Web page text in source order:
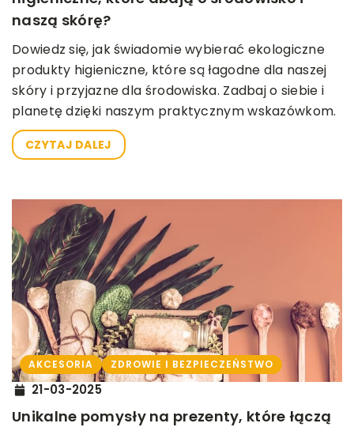
naszą skórę?
Dowiedz się, jak świadomie wybierać ekologiczne
produkty higieniczne, które są łagodne dla naszej
skóry i przyjazne dla środowiska. Zadbaj o siebie i
planetę dzięki naszym praktycznym wskazówkom.
CZYTAJ DALEJ
AKCESORIA ZDROWIE I BEZPIECZEŃSTWO
21-03-2025
Unikalne pomysły na prezenty, które łączą